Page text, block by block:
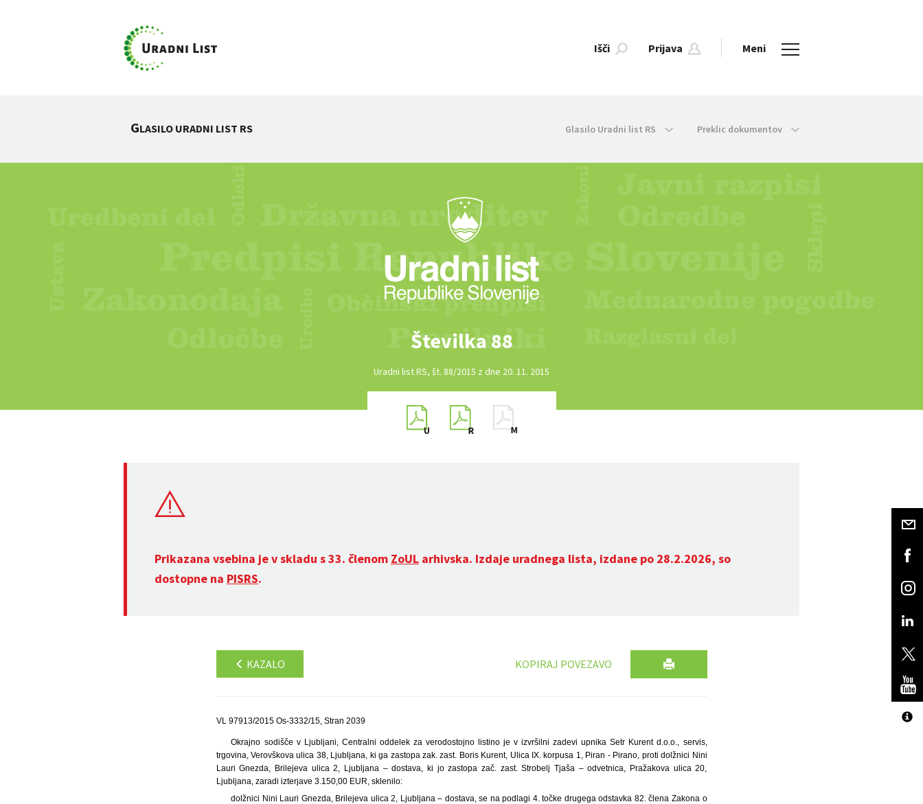
Išči Prijava Meni
GLASILO URADNI LIST RS Glasilo Uradni list RS Preklic dokumentov
Številka 88
Uradni list RS, št. 88/2015 z dne 20. 11. 2015
Prikazana vsebina je v skladu s 33. členom ZoUL arhivska. Izdaje uradnega lista, izdane po 28.2.2026, so
dostopne na PISRS.
KAZALO KOPIRAJ POVEZAVO
VL 97913/2015 Os-3332/15, Stran 2039
Okrajno sodišče v Ljubljani, Centralni oddelek za verodostojno listino je v izvršilni zadevi upnika Setr Kurent d.o.o., servis,
trgovina, Verovškova ulica 38, Ljubljana, ki ga zastopa zak. zast. Boris Kurent, Ulica IX. korpusa 1, Piran - Pirano, proti dolžnici Nini
Lauri Gnezda, Brilejeva ulica 2, Ljubljana – dostava, ki jo zastopa zač. zast. Strobelj Tjaša – odvetnica, Pražakova ulica 20,
Ljubljana, zaradi izterjave 3.150,00 EUR, sklenilo:
dolžnici Nini Lauri Gnezda, Brilejeva ulica 2, Ljubljana – dostava, se na podlagi 4. točke drugega odstavka 82. člena Zakona o